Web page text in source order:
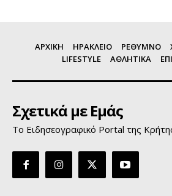
ΑΡΧΙΚΗ ΗΡΑΚΛΕΙΟ ΡΕΘΥΜΝΟ
LIFESTYLE
ΑΘΛΗΤΙΚΑ
Σχετικά με Εμάς
Το Ειδησεογραφικό Portal της